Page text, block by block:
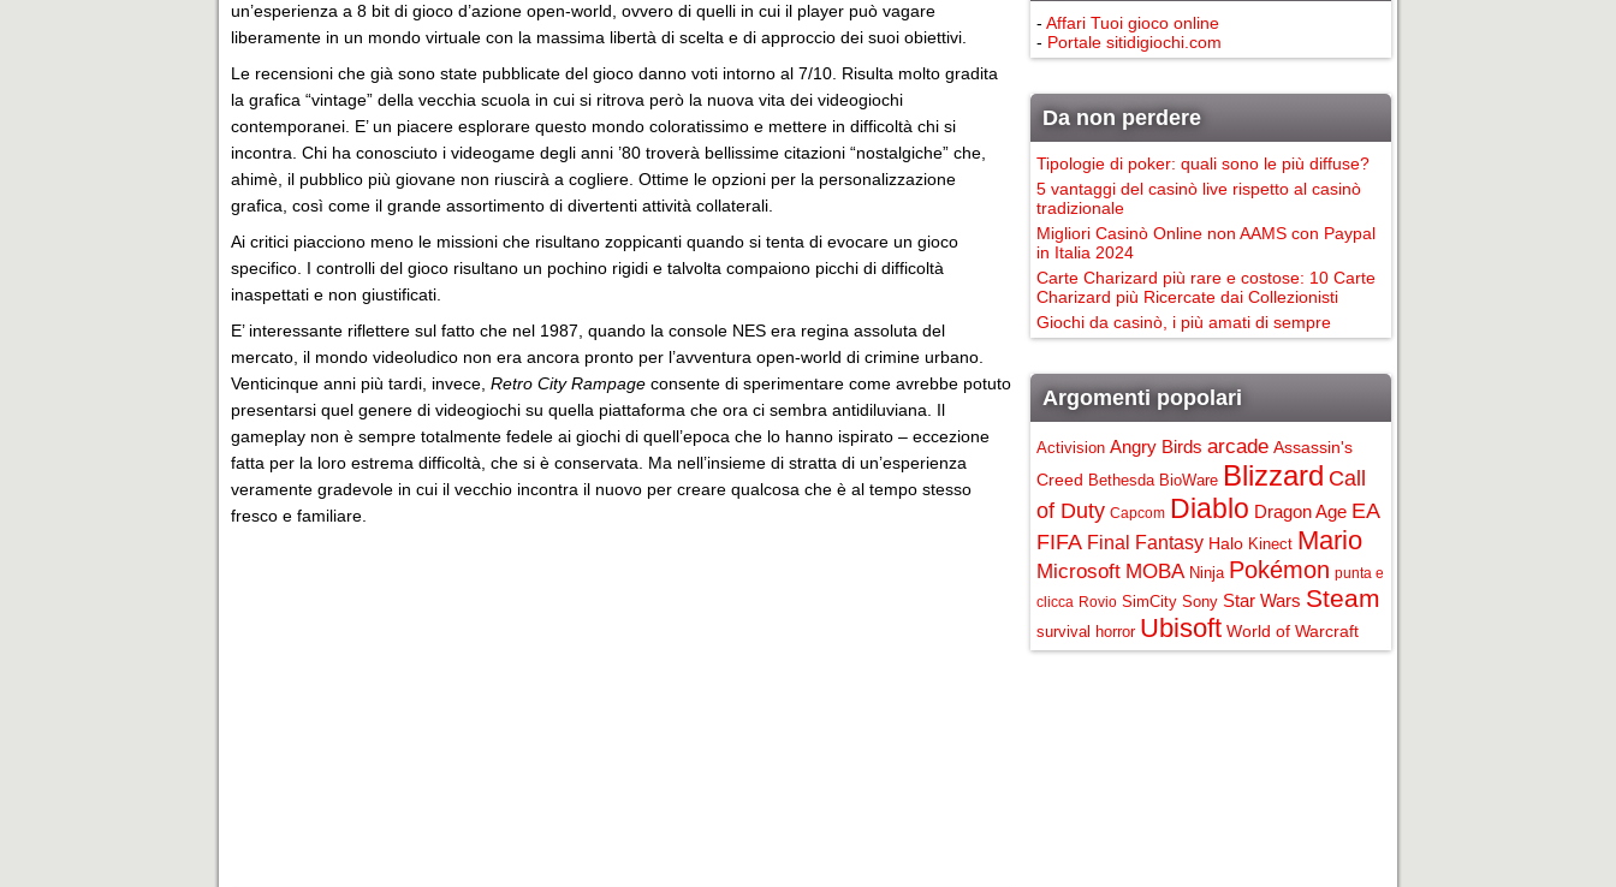
un’esperienza a 8 bit di gioco d’azione open-world, ovvero di quelli in cui il player può vagare
liberamente in un mondo virtuale con la massima libertà di scelta e di approccio dei suoi obiettivi.
Le recensioni che già sono state pubblicate del gioco danno voti intorno al 7/10. Risulta molto gradita
la grafica “vintage” della vecchia scuola in cui si ritrova però la nuova vita dei videogiochi
contemporanei. E’ un piacere esplorare questo mondo coloratissimo e mettere in difficoltà chi si
incontra. Chi ha conosciuto i videogame degli anni ’80 troverà bellissime citazioni “nostalgiche” che,
ahimè, il pubblico più giovane non riuscirà a cogliere. Ottime le opzioni per la personalizzazione
grafica, così come il grande assortimento di divertenti attività collaterali.
Ai critici piacciono meno le missioni che risultano zoppicanti quando si tenta di evocare un gioco
specifico. I controlli del gioco risultano un pochino rigidi e talvolta compaiono picchi di difficoltà
inaspettati e non giustificati.
E’ interessante riflettere sul fatto che nel 1987, quando la console NES era regina assoluta del
mercato, il mondo videoludico non era ancora pronto per l’avventura open-world di crimine urbano.
Venticinque anni più tardi, invece, Retro City Rampage consente di sperimentare come avrebbe potuto
presentarsi quel genere di videogiochi su quella piattaforma che ora ci sembra antidiluviana. Il
gameplay non è sempre totalmente fedele ai giochi di quell’epoca che lo hanno ispirato – eccezione
fatta per la loro estrema difficoltà, che si è conservata. Ma nell’insieme di stratta di un’esperienza
veramente gradevole in cui il vecchio incontra il nuovo per creare qualcosa che è al tempo stesso
fresco e familiare.
- Affari Tuoi gioco online
- Portale sitidigiochi.com
Da non perdere
Tipologie di poker: quali sono le più diffuse?
5 vantaggi del casinò live rispetto al casinò
tradizionale
Migliori Casinò Online non AAMS con Paypal
in Italia 2024
Carte Charizard più rare e costose: 10 Carte
Charizard più Ricercate dai Collezionisti
Giochi da casinò, i più amati di sempre
Argomenti popolari
Activision Angry Birds arcade Assassin's
Creed Bethesda BioWare Blizzard Call
of Duty Capcom Diablo Dragon Age EA
FIFA Final Fantasy Halo Kinect Mario
Microsoft MOBA Ninja Pokémon punta e
clicca Rovio SimCity Sony Star Wars Steam
survival horror Ubisoft World of Warcraft